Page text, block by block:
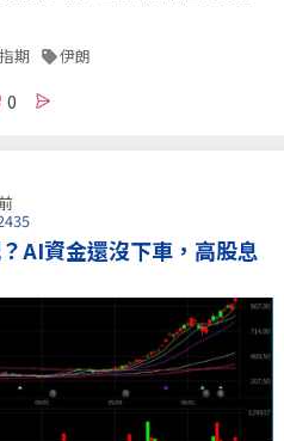
期 伊朗
0
AI資金還沒下車，高股息